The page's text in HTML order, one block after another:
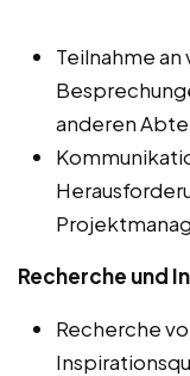
Teilnahme
anderen
Recherche und
Recherche